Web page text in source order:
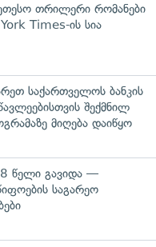
თრილერი რომანები
Times-ის სია
საქართველოს ბანკის
შექმნილ
მიღება დაიწყო
წელი გავიდა —
საგარეო